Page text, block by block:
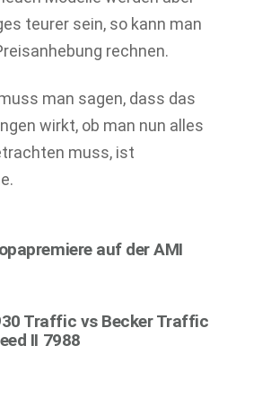
teurer sein, so kann man
rechnen.
man sagen, dass das
wirkt, ob man nun alles
muss, ist
auf der AMI
Traffic vs Becker Traffic
II 7988